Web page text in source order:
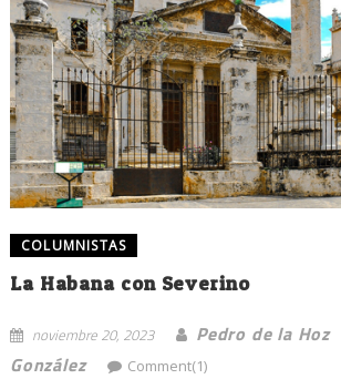
COLUMNISTAS
La Habana con Severino
noviembre 20, 2023
Pedro de la Hoz
González
Comment(1)